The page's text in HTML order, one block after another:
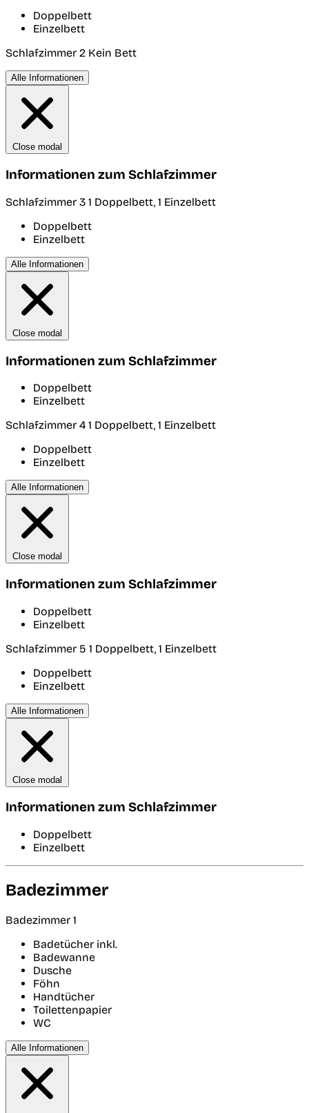
Doppelbett
Einzelbett
Schlafzimmer 2 Kein Bett
Alle Informationen
Close modal
Informationen zum Schlafzimmer
Schlafzimmer 3 1 Doppelbett, 1 Einzelbett
Doppelbett
Einzelbett
Alle Informationen
Close modal
Informationen zum Schlafzimmer
Doppelbett
Einzelbett
Schlafzimmer 4 1 Doppelbett, 1 Einzelbett
Doppelbett
Einzelbett
Alle Informationen
Close modal
Informationen zum Schlafzimmer
Doppelbett
Einzelbett
Schlafzimmer 5 1 Doppelbett, 1 Einzelbett
Doppelbett
Einzelbett
Alle Informationen
Close modal
Informationen zum Schlafzimmer
Doppelbett
Einzelbett
Badezimmer
Badezimmer 1
Badetücher inkl.
Badewanne
Dusche
Föhn
Handtücher
Toilettenpapier
WC
Alle Informationen